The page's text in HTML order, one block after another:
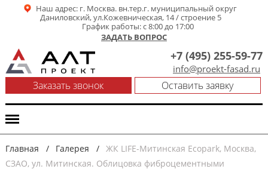
Наш адрес: г. Москва. вн.тер.г. муниципальный округ
Даниловский, ул.Кожевническая, 14 / строение 5
График работы: с 8:00 до 17:00
ЗАДАТЬ ВОПРОС
+7 (495) 255-59-77
info@proekt-fasad.ru
Заказать звонок Оставить заявку
Главная / Галерея / ЖК LIFE-Митинская Ecopark, Москва,
СЗАО, ул. Митинская. Облицовка фиброцементными